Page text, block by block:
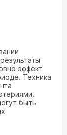
эффект
Техника
быть